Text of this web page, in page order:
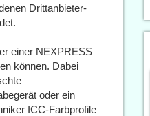
Drittanbieter-
einer NEXPRESS
können. Dabei
oder ein
ICC-Farbprofile